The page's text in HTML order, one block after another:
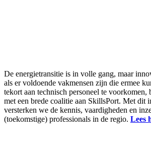
De energietransitie is in volle gang, maar
als er voldoende vakmensen zijn die ermee
tekort aan technisch personeel te voorkomen,
met een brede coalitie aan SkillsPort. Met dit
versterken we de kennis, vaardigheden en
(toekomstige) professionals in de regio. Lees